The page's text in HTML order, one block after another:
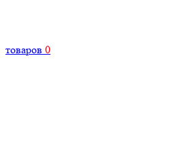
товаров 0